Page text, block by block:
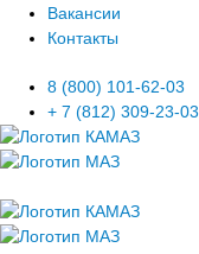
Вакансии
Контакты
8 (800) 101-62-03
+ 7 (812) 309-23-03